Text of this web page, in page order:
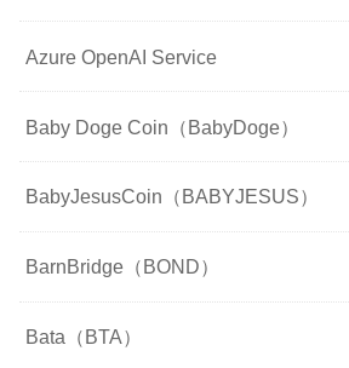
Azure OpenAI Service
Baby Doge Coin（BabyDoge）
BabyJesusCoin（BABYJESUS）
BarnBridge（BOND）
Bata（BTA）